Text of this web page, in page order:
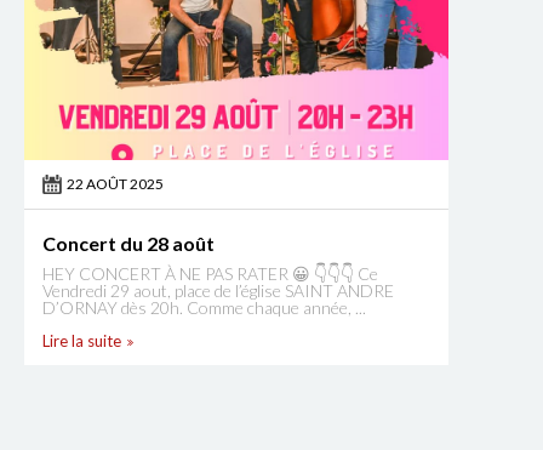
22 AOÛT 2025
Concert du 28 août
HEY CONCERT À NE PAS RATER 😀 👇👇👇 Ce
Vendredi 29 aout, place de l’église SAINT ANDRE
D’ORNAY dès 20h. Comme chaque année, ...
Lire la suite